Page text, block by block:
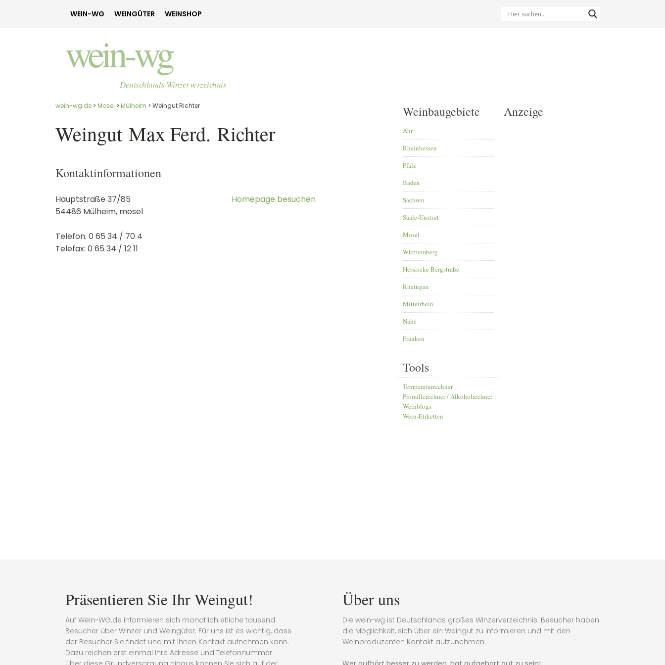
WEIN-WG WEINGÜTER WEINSHOP
wein-wg
Deutschlands Winzerverzeichnis
wein-wg.de > Mosel > Mülheim > Weingut Richter
Weingut Max Ferd. Richter
Kontaktinformationen
Hauptstraße 37/85
54486 Mülheim, mosel
Telefon: 0 65 34 / 70 4
Telefax: 0 65 34 / 12 11
Homepage besuchen
Weinbaugebiete
Ahr
Rheinhessen
Pfalz
Baden
Sachsen
Saale-Unstrut
Mosel
Württemberg
Hessische Bergstraße
Rheingau
Mittelrhein
Nahe
Franken
Tools
Temperaturrechner
Promillerechner / Alkoholrechner
Weinblogs
Wein-Etiketten
Anzeige
Präsentieren Sie Ihr Weingut!
Auf Wein-WG.de informieren sich monatlich etliche tausend
Besucher über Winzer und Weingüter. Für uns ist es wichtig, dass
der Besucher Sie findet und mit Ihnen Kontakt aufnehmen kann.
Dazu reichen erst einmal Ihre Adresse und Telefonnummer.
Über uns
Die wein-wg ist Deutschlands großes Winzerverzeichnis. Besucher haben
die Möglichkeit, sich über ein Weingut zu informieren und mit den
Weinproduzenten Kontakt aufzunehmen.